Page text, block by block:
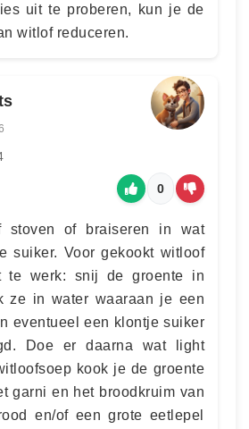
uit te proberen, kun je de
witlof reduceren.
0
stoven of braiseren in wat
suiker. Voor gekookt witloof
te werk: snij de groente in
ze in water waaraan je een
eventueel een klontje suiker
Doe er daarna wat light
kook je de groente
garni en het broodkruim van
en/of een grote eetlepel